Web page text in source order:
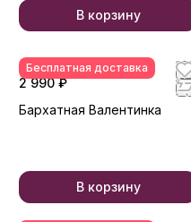
В корзину
Бесплатная доставка
2 990 ₽
Бархатная Валентинка
В корзину